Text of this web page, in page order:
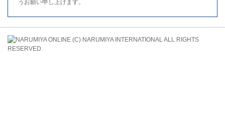
うお願い申し上げます。